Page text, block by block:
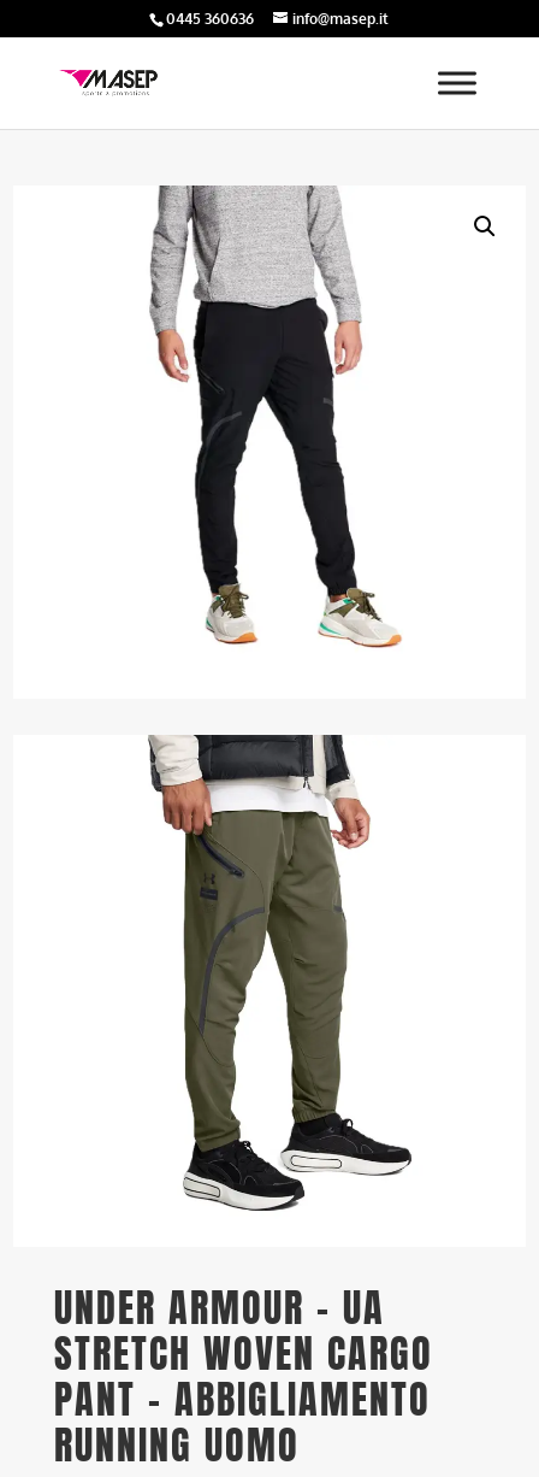
0445 360636 info@masep.it
UNDER ARMOUR – UA
STRETCH WOVEN CARGO
PANT – ABBIGLIAMENTO
RUNNING UOMO